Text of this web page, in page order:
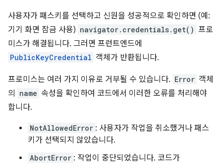
사용자가 패스키를 선택하고 신원을 성공적으로 확인하면 (예:
기기 화면 잠금 사용) navigator.credentials.get() 프로
미스가 해결됩니다. 그러면 프런트엔드에
PublicKeyCredential 객체가 반환됩니다.
프로미스는 여러 가지 이유로 거부될 수 있습니다. Error 객체
의
name 속성을 확인하여 코드에서 이러한 오류를 처리해야
합니다.
NotAllowedError : 사용자가 작업을 취소했거나 패스
키가 선택되지 않았습니다.
AbortError : 작업이 중단되었습니다. 코드가